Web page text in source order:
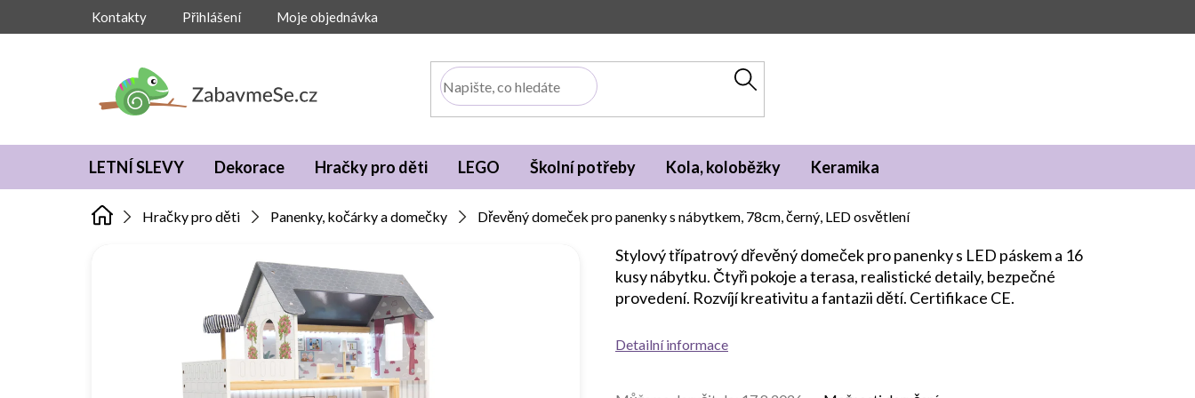
Kontakty Přihlášení Moje objednávka
LETNÍ SLEVY Dekorace Hračky pro děti LEGO Školní potřeby Kola, koloběžky Keramika
Hračky pro děti Panenky, kočárky a domečky Dřevěný domeček pro panenky s nábytkem, 78cm, černý, LED osvětlení
Stylový třípatrový dřevěný domeček pro panenky s LED páskem a 16
kusy nábytku. Čtyři pokoje a terasa, realistické detaily, bezpečné
provedení. Rozvíjí kreativitu a fantazii dětí. Certifikace CE.
Detailní informace